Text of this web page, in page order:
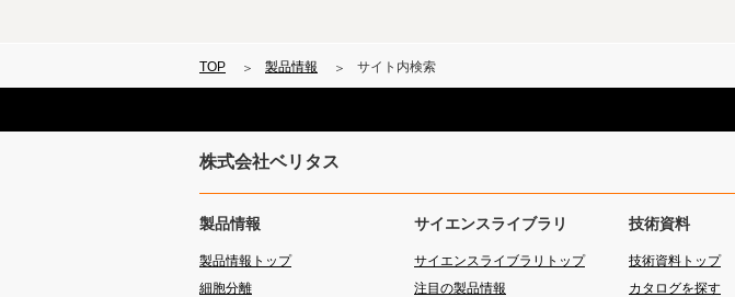
TOP 製品情報 サイト内検索
株式会社ベリタス
製品情報
製品情報トップ
細胞分離
サイエンスライブラリ
サイエンスライブラリトップ
注目の製品情報
技術資料
技術資料トップ
カタログを探す